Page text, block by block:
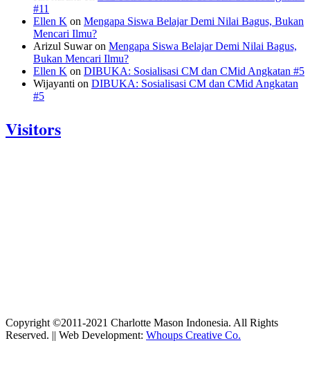
#11
Ellen K on Mengapa Siswa Belajar Demi Nilai Bagus, Bukan
Mencari Ilmu?
Arizul Suwaron Mengapa Siswa Belajar Demi Nilai Bagus,
Bukan Mencari Ilmu?
Ellen K on DIBUKA: Sosialisasi CM dan CMid Angkatan #5
Wijayanti on DIBUKA: Sosialisasi CM dan CMid Angkatan
#5
Visitors
Copyright ©2011-2021 Charlotte Mason Indonesia. All Rights
Reserved. || Web Development: Whoups Creative Co.